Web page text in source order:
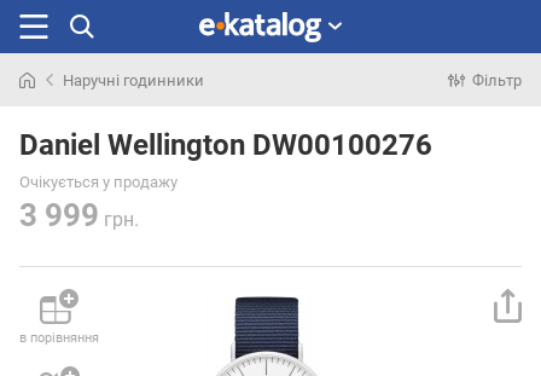
раніше
Наручні годинники Фільтр
Daniel Wellington DW00100276
Очікується у продажу
3 999 грн.
в порівняння